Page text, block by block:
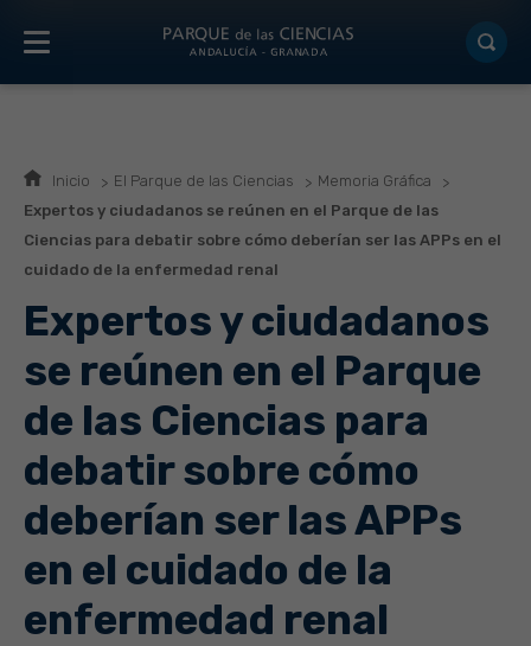
Inicio El Parque de las Ciencias
Memoria Gráfica
Expertos y ciudadanos se reúnen en el Parque de las
Ciencias para debatir sobre cómo deberían ser las APPs en el
cuidado de la enfermedad renal
Expertos y ciudadanos
se reúnen en el Parque
de las Ciencias para
debatir sobre cómo
deberían ser las APPs
en el cuidado de la
enfermedad renal